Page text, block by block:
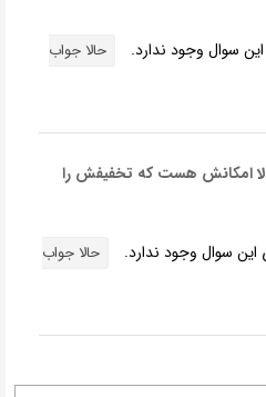
سوال وجود ندارد.
حالا جواب
امکانش هست که تخفیفش را
این سوال وجود ندارد.
حالا جواب